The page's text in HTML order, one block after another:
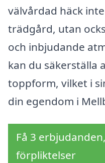
välvårdad häck
trädgård, utan
och inbjudande
kan du säkerställa
toppform, vilket i
din egendom i
Få 3
förpliktelser